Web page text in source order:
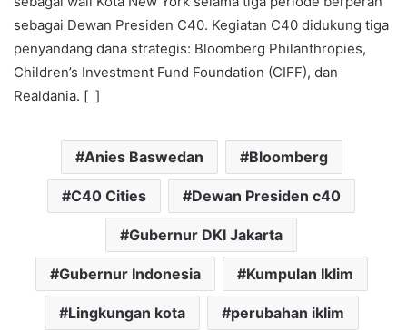
sebagai Dewan Presiden C40. Kegiatan C40 didukung tiga
penyandang dana strategis: Bloomberg Philanthropies,
Children’s Investment Fund Foundation (CIFF), dan
Realdania. [ ]
Anies Baswedan Bloomberg
C40 Cities Dewan Presiden c40
Gubernur DKI Jakarta
Gubernur Indonesia Kumpulan Iklim
Lingkungan kota perubahan iklim